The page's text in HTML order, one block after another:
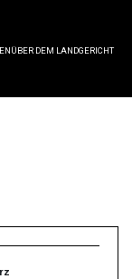
DEM LANDGERICHT